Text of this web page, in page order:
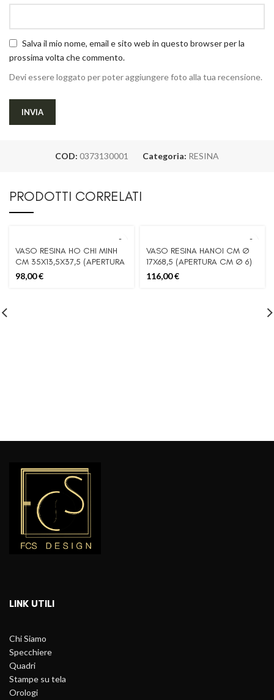
Salva il mio nome, email e sito web in questo browser per la
prossima volta che commento.
Devi essere loggato per poter aggiungere foto alla tua recensione.
COD: 0373130001 Categoria: RESINA
PRODOTTI CORRELATI
VASO RESINA HO CHI MINH
CM 35X13,5X37,5 (APERTURA
CM 16X6)
98,00€
VASO RESINA HANOI CM Ø
17X68,5 (APERTURA CM Ø 6)
116,00€
LINK UTILI
Chi Siamo
Specchiere
Quadri
Stampe su tela
Orologi